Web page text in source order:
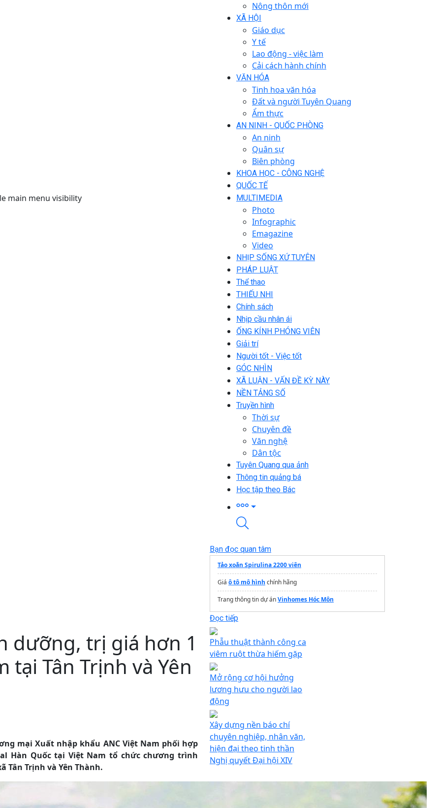
main menu visibility
Nông thôn mới
XÃ HỘI
Giáo dục
Y tế
Lao động - việc làm
Cải cách hành chính
VĂN HÓA
Tinh hoa văn hóa
Đất và người Tuyên Quang
Ẩm thực
AN NINH - QUỐC PHÒNG
An ninh
Quân sự
Biên phòng
KHOA HỌC - CÔNG NGHỆ
QUỐC TẾ
MULTIMEDIA
Photo
Infographic
Emagazine
Video
NHỊP SỐNG XỨ TUYÊN
PHÁP LUẬT
Thể thao
THIẾU NHI
Chính sách
Nhịp cầu nhân ái
ỐNG KÍNH PHÓNG VIÊN
Giải trí
Người tốt - Việc tốt
GÓC NHÌN
XÃ LUẬN - VẤN ĐỀ KỲ NÀY
NỀN TẢNG SỐ
Truyền hình
Thời sự
Chuyên đề
Văn nghệ
Dân tộc
Tuyên Quang qua ảnh
Thông tin quảng bá
Học tập theo Bác
dưỡng, trị giá hơn 1
Tân Trịnh và Yên
mại Xuất nhập khẩu ANC Việt Nam phối hợp
Hàn Quốc tại Việt Nam tổ chức chương trình
Tân Trịnh và Yên Thành.
Bạn đọc quan tâm
Tảo xoắn Spirulina 2200 viên
Giá ô tô mô hình chính hãng
Trang thông tin dự ánVinhomes Hóc Môn
Đọc tiếp
Phẫu thuật thành công ca
viêm ruột thừa hiếm gặp
Mở rộng cơ hội hưởng
lương hưu cho người lao
động
Xây dựng nền báo chí
chuyên nghiệp, nhân văn,
hiện đại theo tinh thần
Nghị quyết Đại hội XIV